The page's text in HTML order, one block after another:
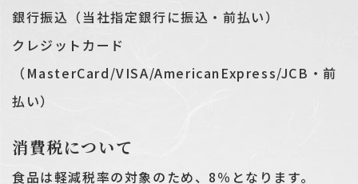
銀行振込（当社指定銀行に振込・前払い）
クレジットカード
（MasterCard/VISA/AmericanExpress/JCB・前
払い）
消費税について
食品は軽減税率の対象のため、8％となります。